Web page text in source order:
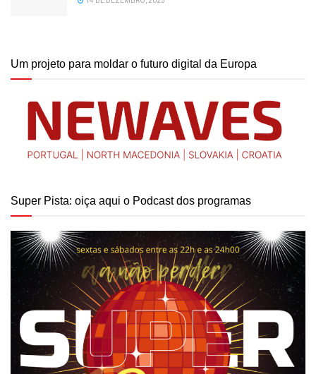
Um projeto para moldar o futuro digital da Europa
Super Pista: oiça aqui o Podcast dos programas